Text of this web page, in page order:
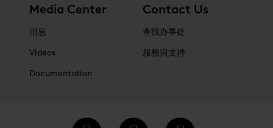
Media Center
消息
Videos
Documentation
Contact Us
查找办事处
服務與支持